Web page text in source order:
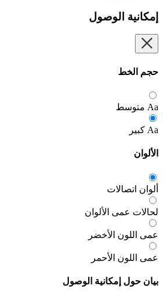
الوصول
الألوان
الأخضر
الأحمر
إمكانية الوصول